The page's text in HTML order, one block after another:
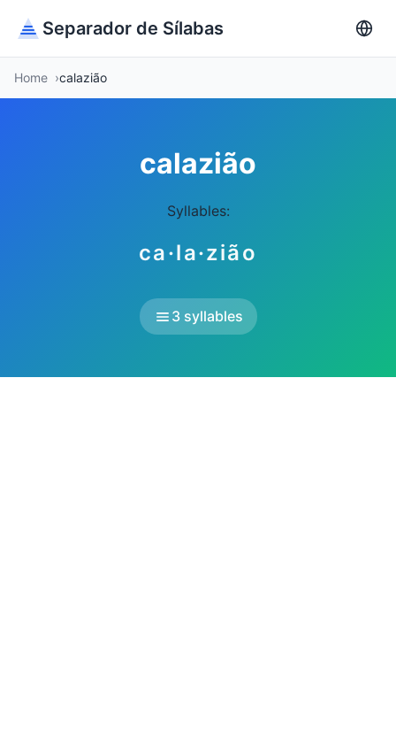
Separador de Sílabas
Home calazião
calazião
Syllables:
ca·la·zião
3 syllables